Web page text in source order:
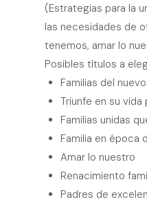
(Estrategias para la
las necesidades de
tenemos, amar lo
Posibles títulos a
Familias del
Triunfe en su vida
Familias unidas
Familia en época
Amar lo nuestro
Renacimiento
Padres de